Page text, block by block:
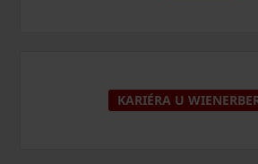
KARIÉRA U